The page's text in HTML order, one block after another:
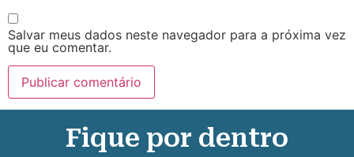
Salvar meus dados neste navegador para a próxima vez
que eu comentar.
Fique por dentro